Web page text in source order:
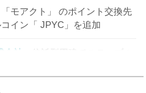
「モアクト」 のポイント交換先
イン「 JPYC」を追加
会社
信託型円建てステーブル